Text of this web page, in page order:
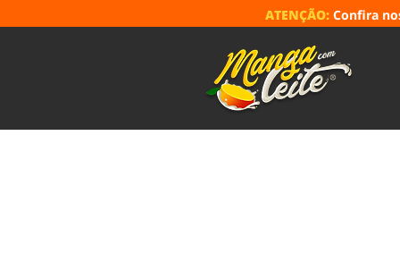
ATENÇÃO: Confira